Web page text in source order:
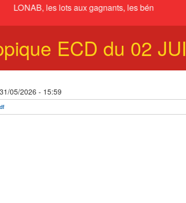
LONAB, les lots aux gagnants, les bénéfices au
ECD du 02
05/2026 - 15:59